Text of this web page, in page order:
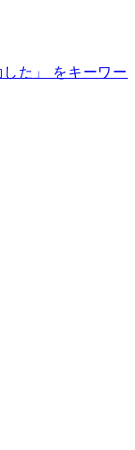
た」 をキーワー